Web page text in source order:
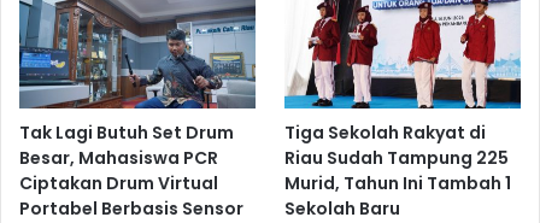
Tak Lagi Butuh Set Drum
Besar, Mahasiswa PCR
Ciptakan Drum Virtual
Portabel Berbasis Sensor
Tiga Sekolah Rakyat di
Riau Sudah Tampung 225
Murid, Tahun Ini Tambah 1
Sekolah Baru